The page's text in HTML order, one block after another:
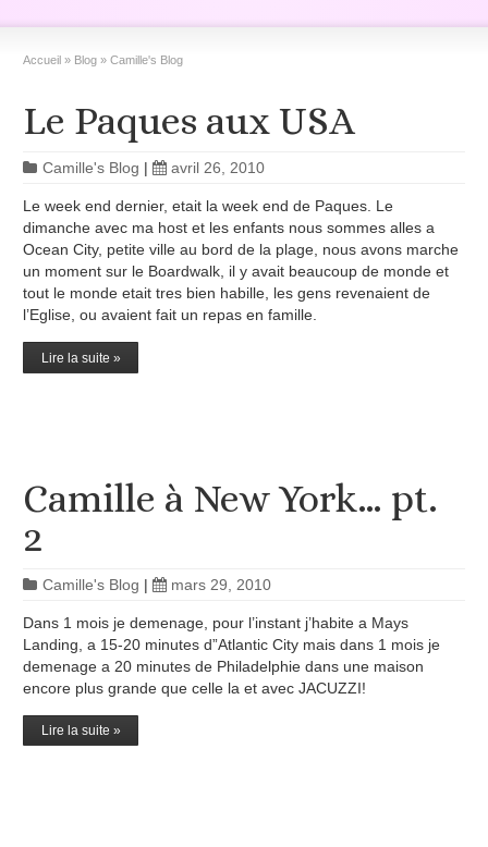
Accueil » Blog » Camille's Blog
Le Paques aux USA
Camille's Blog | avril 26, 2010
Le week end dernier, etait la week end de Paques. Le
dimanche avec ma host et les enfants nous sommes alles a
Ocean City, petite ville au bord de la plage, nous avons marche
un moment sur le Boardwalk, il y avait beaucoup de monde et
tout le monde etait tres bien habille, les gens revenaient de
l’Eglise, ou avaient fait un repas en famille.
Lire la suite »
Camille à New York… pt.
2
Camille's Blog | mars 29, 2010
Dans 1 mois je demenage, pour l’instant j’habite a Mays
Landing, a 15-20 minutes d”Atlantic City mais dans 1 mois je
demenage a 20 minutes de Philadelphie dans une maison
encore plus grande que celle la et avec JACUZZI!
Lire la suite »